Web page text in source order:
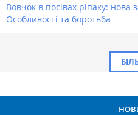
Вовчок в посівах ріпаку: нова
Особливості та боротьба